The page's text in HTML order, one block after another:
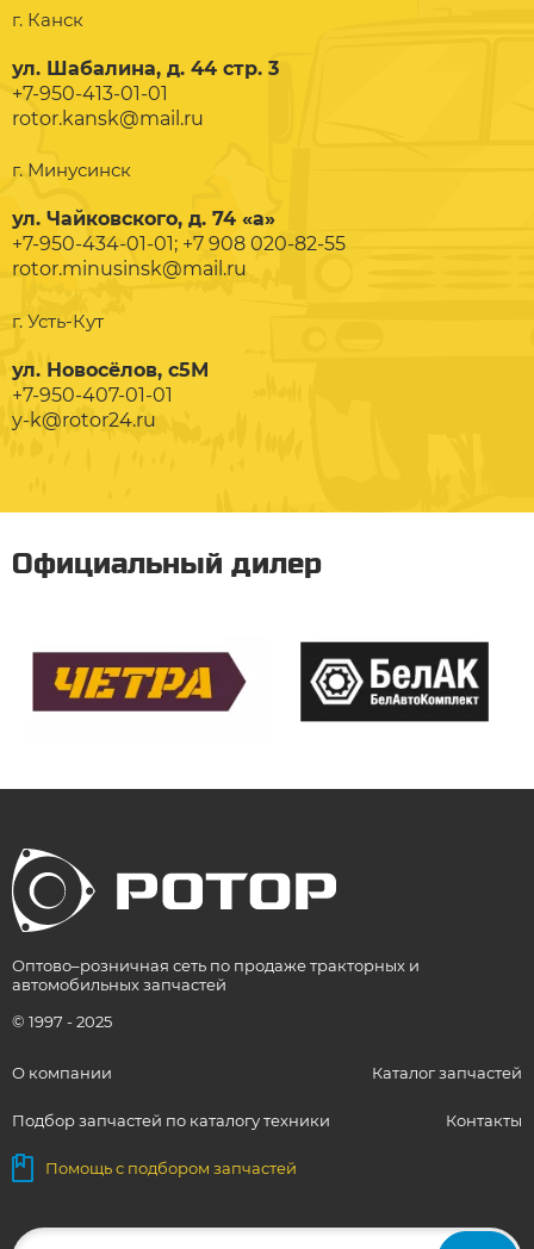
г. Канск
ул. Шабалина, д. 44 стр. 3
+7-950-413-01-01
rotor.kansk@mail.ru
г. Минусинск
ул. Чайковского, д. 74 «а»
+7-950-434-01-01; +7 908 020-82-55
rotor.minusinsk@mail.ru
г. Усть-Кут
ул. Новосёлов, с5М
+7-950-407-01-01
y-k@rotor24.ru
Официальный дилер
Оптово–розничная сеть по продаже тракторных и
автомобильных запчастей
© 1997 - 2025
О компании Каталог запчастей
Подбор запчастей по каталогу техники Контакты
Помощь с подбором запчастей